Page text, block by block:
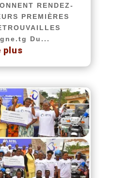
RENDEZ-
PREMIÈRES
Du...
plus